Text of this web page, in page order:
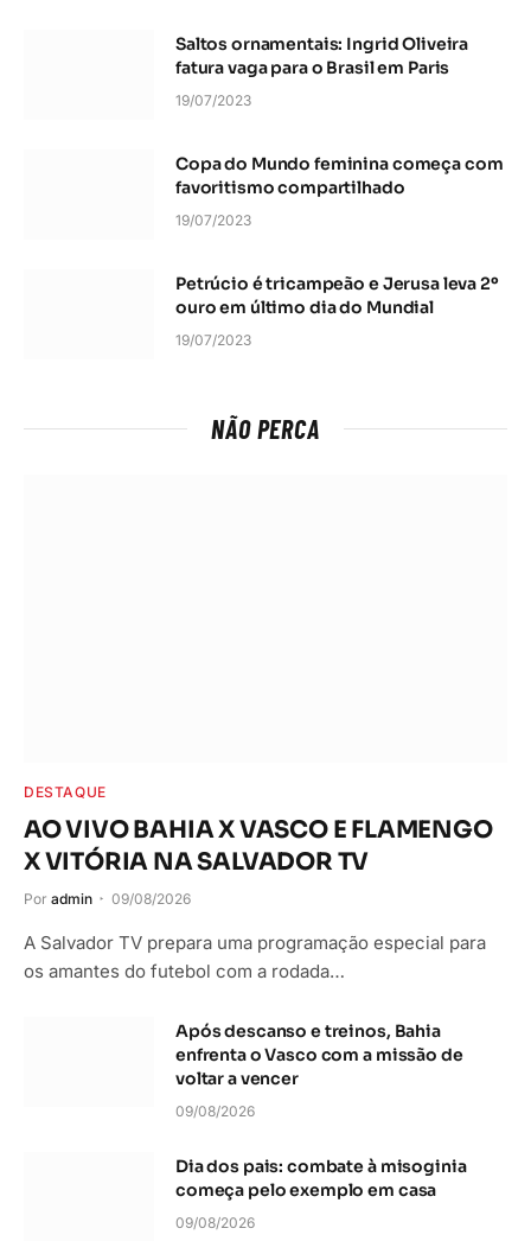
Saltos ornamentais: Ingrid Oliveira
fatura vaga para o Brasil em Paris
19/07/2023
Copa do Mundo feminina começa com
favoritismo compartilhado
19/07/2023
Petrúcio é tricampeão e Jerusa leva 2º
ouro em último dia do Mundial
19/07/2023
NÃO PERCA
DESTAQUE
AO VIVO BAHIA X VASCO E FLAMENGO
X VITÓRIA NA SALVADOR TV
Por admin 09/08/2026
A Salvador TV prepara uma programação especial para
os amantes do futebol com a rodada…
Após descanso e treinos, Bahia
enfrenta o Vasco com a missão de
voltar a vencer
09/08/2026
Dia dos pais: combate à misoginia
começa pelo exemplo em casa
09/08/2026